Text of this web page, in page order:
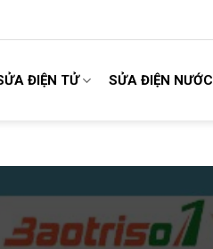
ĐIỆN TỬ SỬA ĐIỆN NƯỚC